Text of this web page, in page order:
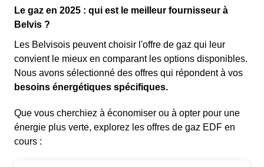
Le gaz en 2025 : qui est le meilleur fournisseur à
Belvis ?
Les Belvisois peuvent choisir l'offre de gaz qui leur
convient le mieux en comparant les options disponibles.
Nous avons sélectionné des offres qui répondent à vos
besoins énergétiques spécifiques.
Que vous cherchiez à économiser ou à opter pour une
énergie plus verte, explorez les offres de gaz EDF en
cours :